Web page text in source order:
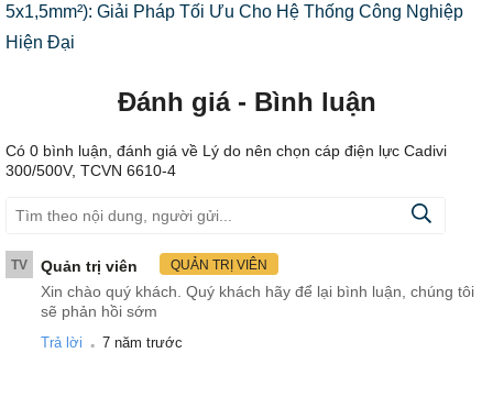
5x1,5mm²): Giải Pháp Tối Ưu Cho Hệ Thống Công Nghiệp
Hiện Đại
Đánh giá - Bình luận
Có 0 bình luận, đánh giá về Lý do nên chọn cáp điện lực Cadivi
300/500V, TCVN 6610-4
TV Quản trị viên QUẢN TRỊ VIÊN
Xin chào quý khách. Quý khách hãy để lại bình luận, chúng tôi
sẽ phản hồi sớm
Trả lời . 7 năm trước